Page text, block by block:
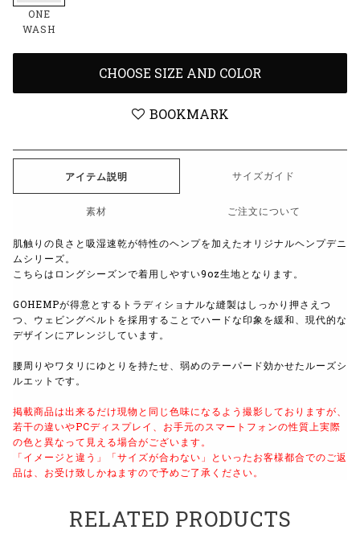
ONE
WASH
CHOOSE SIZE AND COLOR
BOOKMARK
アイテム説明 サイズガイド
素材 ご注文について
肌触りの良さと吸湿速乾が特性のヘンプを加えたオリジナルヘンプデニ
ムシリーズ。
こちらはロングシーズンで着用しやすい9oz生地となります。
GOHEMPが得意とするトラディショナルな縫製はしっかり押さえつ
つ、 ウェビングベルトを採用することでハードな印象を緩和、 現代的な
デザインにアレンジしています。
腰周りやワタリにゆとりを持たせ、弱めのテーパード効かせたルーズシ
ルエットです。
掲載商品は出来るだけ現物と同じ色味になるよう撮影しておりますが、
若干の違いやPCディスプレイ、お手元のスマートフォンの性質上実際
の色と異なって見える場合がございます。
「イメージと違う」「サイズが合わない」といったお客様都合でのご返
品は、お受け致しかねますので予めご了承ください。
RELATED PRODUCTS